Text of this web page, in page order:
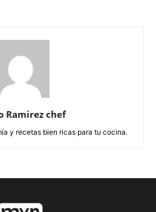
Ramirez chef
y recetas bien ricas para tu cocina.